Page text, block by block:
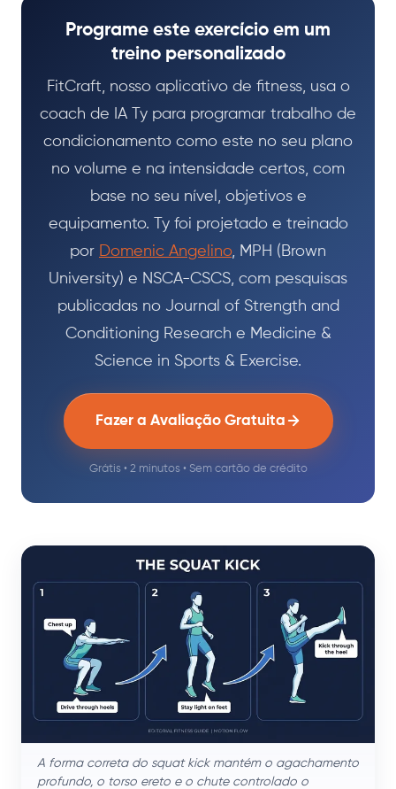
Programe este exercício em um
treino personalizado
FitCraft, nosso aplicativo de fitness, usa o
coach de IA Ty para programar trabalho de
condicionamento como este no seu plano
no volume e na intensidade certos, com
base no seu nível, objetivos e
equipamento. Ty foi projetado e treinado
por Domenic Angelino, MPH (Brown
University) e NSCA-CSCS, com pesquisas
publicadas no Journal of Strength and
Conditioning Research e Medicine &
Science in Sports & Exercise.
Fazer a Avaliação Gratuita
Grátis • 2 minutos • Sem cartão de crédito
A forma correta do squat kick mantém o agachamento
profundo, o torso ereto e o chute controlado o